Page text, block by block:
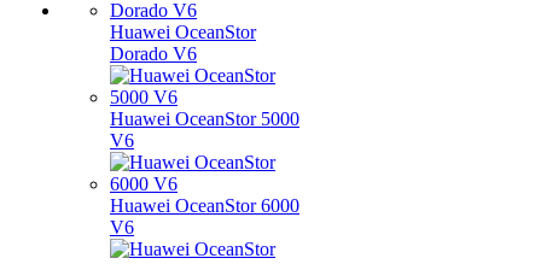
Huawei OceanStor
Dorado V6
Huawei OceanStor 5000
V6
Huawei OceanStor 6000
V6